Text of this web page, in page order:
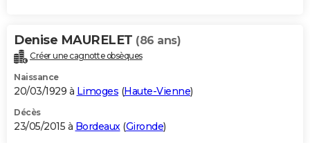
Denise MAURELET (86 ans)
Créer une cagnotte obsèques
Naissance
20/03/1929 à Limoges (Haute-Vienne)
Décès
23/05/2015 à Bordeaux (Gironde)